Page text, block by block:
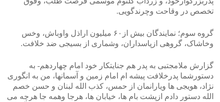
تخصص در وقاحت وچرندگویی.
گروه سوم؛ نمایندگان بیش از۶۰ میلیون اراذل واوباش، وخس
وخاشاک، گروهی ازپاسداران، وشماری از بسیجی ضد خلافت.
گزارش ملامجتبی به پدر هم جنایتکار خود امام چهاردهم- به
دستورشما پدرخلافت پیشه ام امام زمین و آسمانها، من به انگوری
نژاد، هویجی ها ویارانمان از حمس، کذب الله لبنان و حسن خصم
الله دستور دادم ازپشت بام ها، خیابان ها، هرجا وهمه جا هرچه می